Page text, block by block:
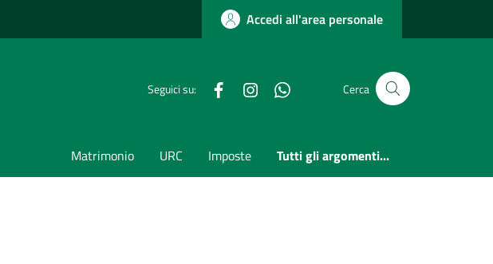
Accedi all'area personale
Seguici su: FacebookInstagramwhatsappCerca
Matrimonio URC Imposte Tutti gli argomenti...